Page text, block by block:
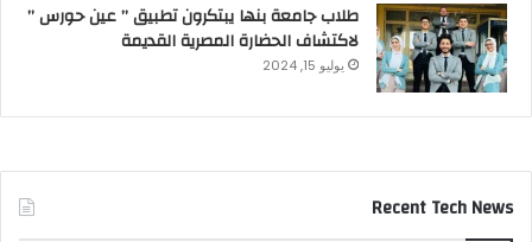
طلاب جامعة بنها يبتكرون تطبيق ” عين حورس ”
لاكتشاف الحضارة المصرية القديمة
يوليو 15, 2024
Recent Tech News